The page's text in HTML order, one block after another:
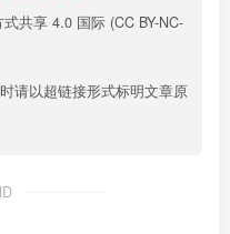
共享 4.0 国际 (CC BY-NC-
请以超链接形式标明文章原